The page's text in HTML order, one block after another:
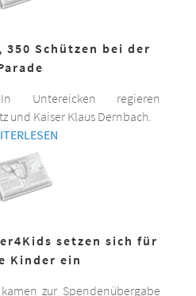
350 Schützen bei der
In Untereicken regieren
und Kaiser Klaus Dernbach.
setzen sich für
Kinder ein
zur Spendenübergabe